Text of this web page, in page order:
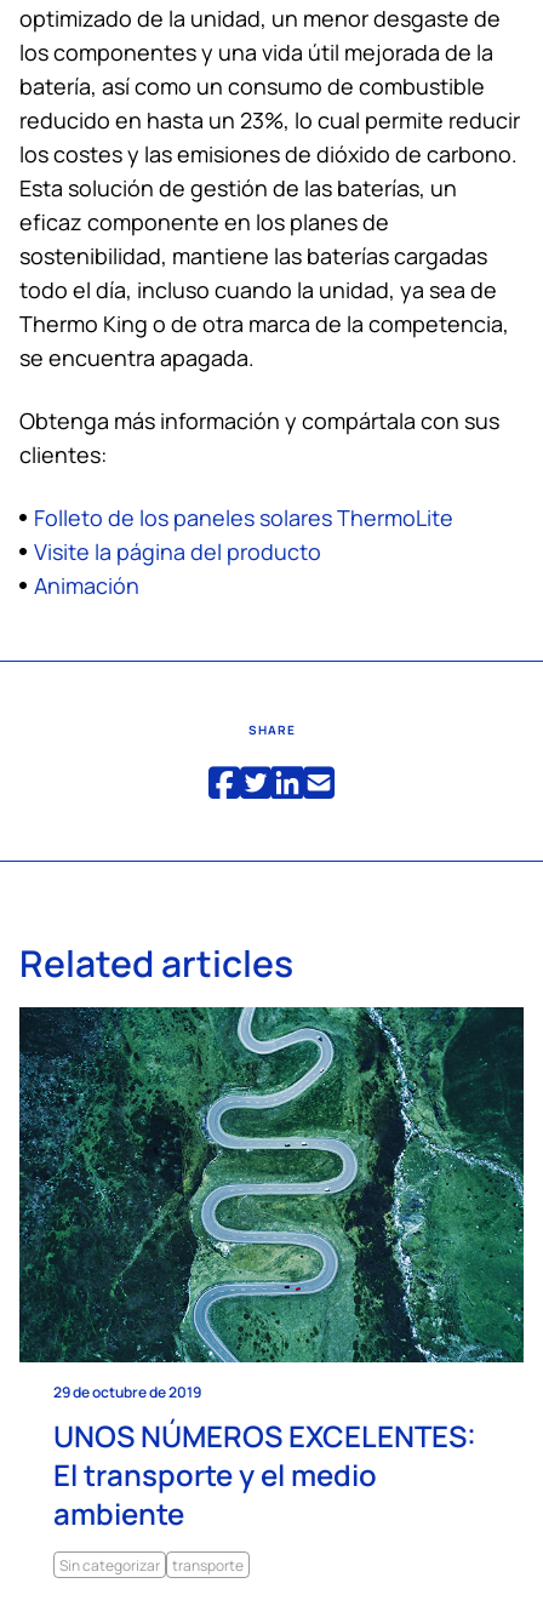
optimizado de la unidad, un menor desgaste de
los componentes y una vida útil mejorada de la
batería, así como un consumo de combustible
reducido en hasta un 23%, lo cual permite reducir
los costes y las emisiones de dióxido de carbono.
Esta solución de gestión de las baterías, un
eficaz componente en los planes de
sostenibilidad, mantiene las baterías cargadas
todo el día, incluso cuando la unidad, ya sea de
Thermo King o de otra marca de la competencia,
se encuentra apagada.
Obtenga más información y compártala con sus
clientes:
Folleto de los paneles solares ThermoLite
Visite la página del producto
Animación
SHARE
Related articles
29 de octubre de 2019
UNOS NÚMEROS EXCELENTES:
El transporte y el medio
ambiente
Sin categorizar transporte